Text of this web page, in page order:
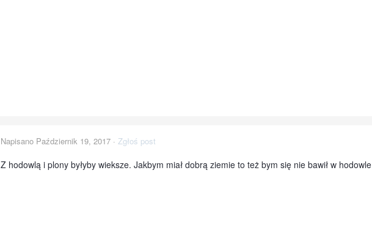
Napisano Październik 19, 2017 · Zgłoś post
Z hodowlą i plony byłyby wieksze. Jakbym miał dobrą ziemie to też bym się nie bawił w hodowle